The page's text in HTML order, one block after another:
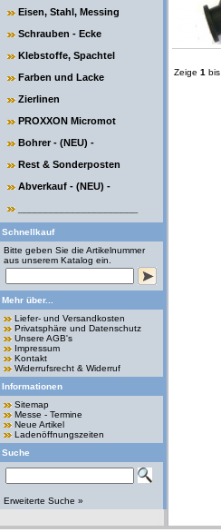
Eisen, Stahl, Messing
Schrauben - Ecke
Klebstoffe, Spachtel
Farben und Lacke
Zierlinen
PROXXON Micromot
Bohrer - (NEU) -
Rest & Sonderposten
Abverkauf - (NEU) -
Schnellkauf
Bitte geben Sie die Artikelnummer
aus unserem Katalog ein.
Mehr über...
Liefer- und Versandkosten
Privatsphäre und Datenschutz
Unsere AGB's
Impressum
Kontakt
Widerrufsrecht & Widerruf
Informationen
Sitemap
Messe - Termine
Neue Artikel
Ladenöffnungszeiten
Suche
Erweiterte Suche »
Zeige 1 bis